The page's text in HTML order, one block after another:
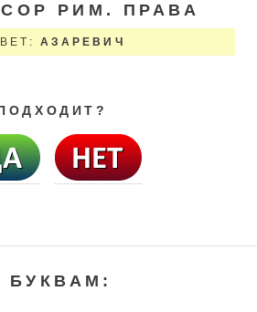
РИМ. ПРАВА
АЗАРЕВИЧ
БУКВАМ: